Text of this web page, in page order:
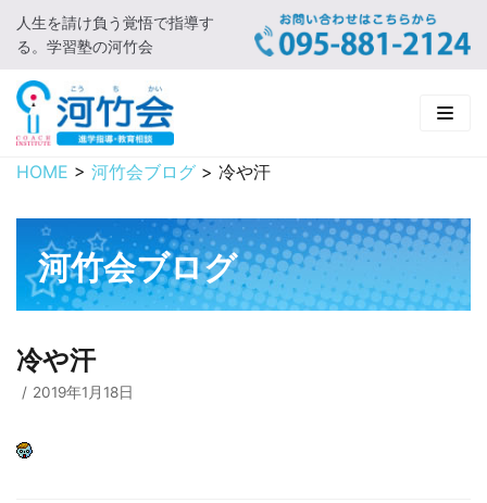
コ
ン
テ
ン
ツ
に
キ
プ
人生を請け負う覚悟で指導す
る。学習塾の河竹会
HOME
新着情報
□ お知らせ
河竹会について
□ 河竹会について
□ 小学部
実 績
HOME > 河竹会ブログ > 冷や汗
河竹会ブログ
冷や汗
2019年1月18日